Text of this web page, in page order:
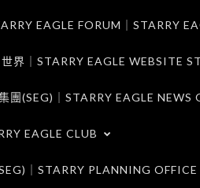
EAGLE FORUM｜STARRY
界｜STARRY EAGLE WEBSITE
團(SEG)｜STARRY EAGLE NEWS
EAGLE CLUB
｜STARRY PLANNING